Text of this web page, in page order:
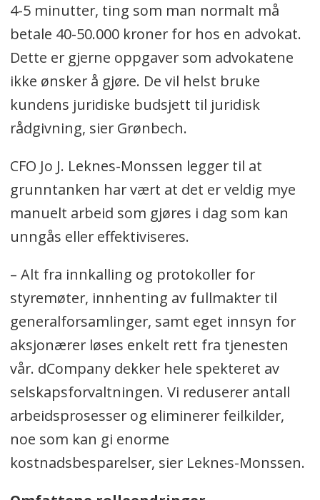
4-5 minutter, ting som man normalt må
betale 40-50.000 kroner for hos en advokat.
Dette er gjerne oppgaver som advokatene
ikke ønsker å gjøre. De vil helst bruke
kundens juridiske budsjett til juridisk
rådgivning, sier Grønbech.
CFO Jo J. Leknes-Monssen legger til at
grunntanken har vært at det er veldig mye
manuelt arbeid som gjøres i dag som kan
unngås eller effektiviseres.
– Alt fra innkalling og protokoller for
styremøter, innhenting av fullmakter til
generalforsamlinger, samt eget innsyn for
aksjonærer løses enkelt rett fra tjenesten
vår. dCompany dekker hele spekteret av
selskapsforvaltningen. Vi reduserer antall
arbeidsprosesser og eliminerer feilkilder,
noe som kan gi enorme
kostnadsbesparelser, sier Leknes-Monssen.